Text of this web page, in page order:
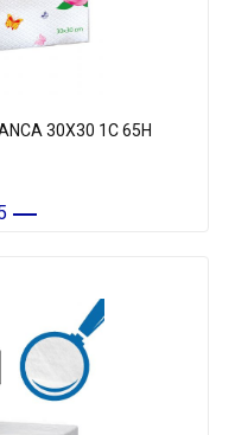
30X30 1C 65H